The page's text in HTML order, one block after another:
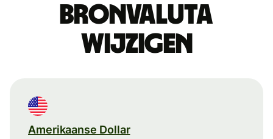
Bronvaluta
wijzigen
Amerikaanse Dollar